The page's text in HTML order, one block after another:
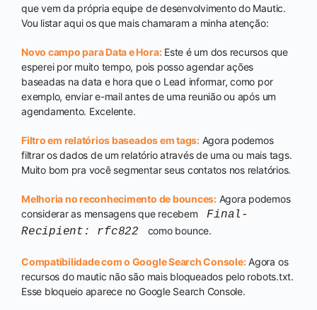
que vem da própria equipe de desenvolvimento do Mautic.
Vou listar aqui os que mais chamaram a minha atenção:
Novo campo para Data e Hora:Este é um dos recursos que
esperei por muito tempo, pois posso agendar ações
baseadas na data e hora que o Lead informar, como por
exemplo, enviar e-mail antes de uma reunião ou após um
agendamento. Excelente.
Filtro em relatórios baseados em tags:Agora podemos
filtrar os dados de um relatório através de uma ou mais tags.
Muito bom pra você segmentar seus contatos nos relatórios.
Melhoria no reconhecimento de bounces:Agora podemos
considerar as mensagens que recebem
Final-
Recipient: rfc822
como bounce.
Compatibilidade com o Google Search Console:Agora os
recursos do mautic não são mais bloqueados pelo robots.txt.
Esse bloqueio aparece no Google Search Console.